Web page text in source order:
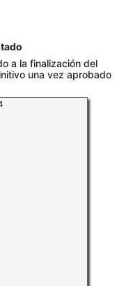
a la finalización del
una vez aprobado